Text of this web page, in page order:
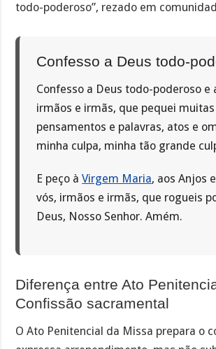
todo-poderoso”, rezado em
Confesso a Deus todo-
Confesso a Deus todo-poderoso e
irmãos e irmãs, que pequei
pensamentos e palavras, atos e
minha culpa, minha tão grande
E peço àVirgem Maria, aos Anjos
vós, irmãos e irmãs, que rogueis
Deus, Nosso Senhor. Amém.
Diferença entre Ato
Confissão sacramental
O Ato Penitencial da Missa prepara o